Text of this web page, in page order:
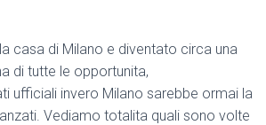
E
A
C
casa di Milano e diventato circa una
di tutte le opportunita,
ufficiali invero Milano sarebbe ormai la
Vediamo totalita quali sono volte